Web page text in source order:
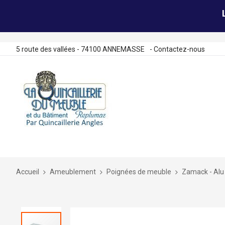
5 route des vallées - 74100 ANNEMASSE - Contactez-nous
Accueil Ameublement Poignées de meuble Zamack - Alu
Skip